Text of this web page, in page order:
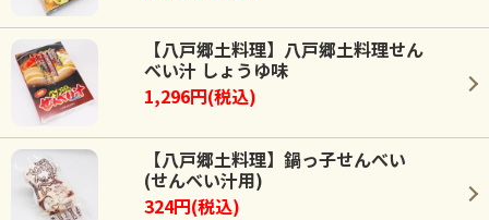
【八戸郷土料理】八戸郷土料理せん
べい汁 しょうゆ味
1,296円(税込)
【八戸郷土料理】鍋っ子せんべい
(せんべい汁用)
324円(税込)